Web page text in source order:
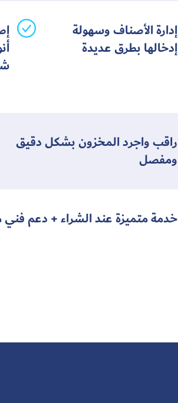
إدارة الأصناف وسهولة
إدخالها بطرق عديدة
راقب واجرد المخزون بشكل دقيق
ومفصل
خدمة متميزة عند الشراء + دعم